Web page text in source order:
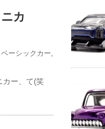
カ
ーシックカー,
カー、て(笑